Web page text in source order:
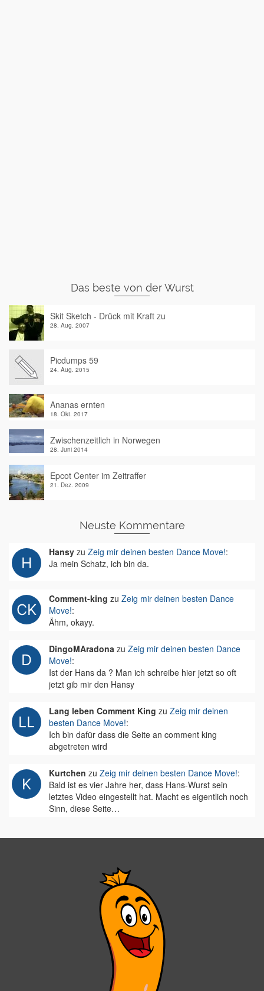
Das beste von der Wurst
Skit Sketch - Drück mit Kraft zu
28. Aug. 2007
Picdumps 59
24. Aug. 2015
Ananas ernten
18. Okt. 2017
Zwischenzeitlich in Norwegen
28. Juni 2014
Epcot Center im Zeitraffer
21. Dez. 2009
Neuste Kommentare
Hansy zu Zeig mir deinen besten Dance Move!:
Ja mein Schatz, ich bin da.
Comment-king zu Zeig mir deinen besten Dance
Move!:
Ähm, okayy.
DingoMAradona zu Zeig mir deinen besten Dance
Move!:
Ist der Hans da ? Man ich schreibe hier jetzt so oft
jetzt gib mir den Hansy
Lang leben Comment King zu Zeig mir deinen
besten Dance Move!:
Ich bin dafür dass die Seite an comment king
abgetreten wird
Kurtchen zu Zeig mir deinen besten Dance Move!:
Bald ist es vier Jahre her, dass Hans-Wurst sein
letztes Video eingestellt hat. Macht es eigentlich noch
Sinn, diese Seite…